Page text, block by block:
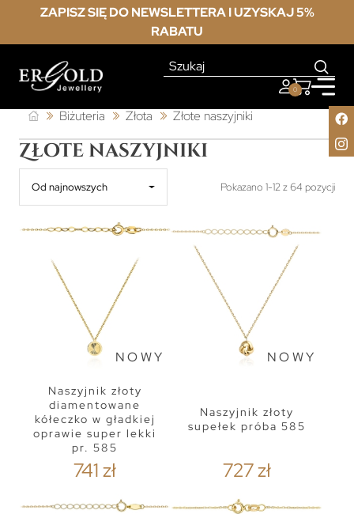
ZAPISZ SIĘ DO NEWSLETTERA I UZYSKAJ 5%
RABATU
0
Biżuteria Złota Złote naszyjniki
Złote naszyjniki
Od najnowszych Pokazano 1-12 z 64 pozycji
NOWY
Naszyjnik złoty
diamentowane
kółeczko w gładkiej
oprawie super lekki
pr. 585
741 zł
NOWY
Naszyjnik złoty
supełek próba 585
727 zł